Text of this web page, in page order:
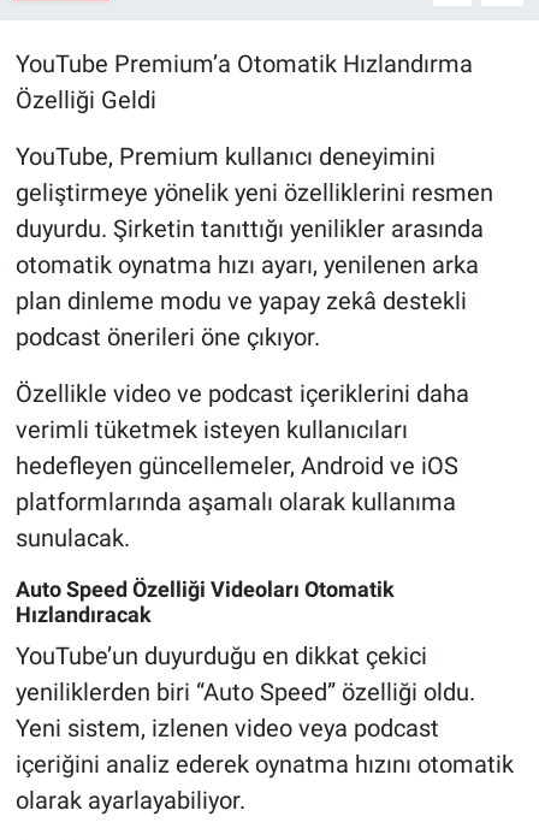
YouTube Premium’a Otomatik Hızlandırma
Özelliği Geldi
YouTube, Premium kullanıcı deneyimini
geliştirmeye yönelik yeni özelliklerini resmen
duyurdu. Şirketin tanıttığı yenilikler arasında
otomatik oynatma hızı ayarı, yenilenen arka
plan dinleme modu ve yapay zekâ destekli
podcast önerileri öne çıkıyor.
Özellikle video ve podcast içeriklerini daha
verimli tüketmek isteyen kullanıcıları
hedefleyen güncellemeler, Android ve iOS
platformlarında aşamalı olarak kullanıma
sunulacak.
Auto Speed Özelliği Videoları Otomatik
Hızlandıracak
YouTube’un duyurduğu en dikkat çekici
yeniliklerden biri “Auto Speed” özelliği oldu.
Yeni sistem, izlenen video veya podcast
içeriğini analiz ederek oynatma hızını otomatik
olarak ayarlayabiliyor.